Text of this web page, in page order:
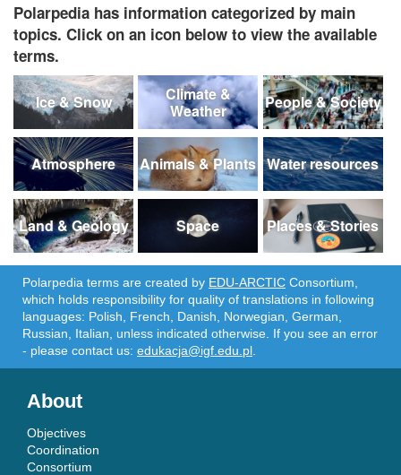
Polarpedia has information categorized by main
topics. Click on an icon below to view the available
terms.
Ice & Snow
Climate &
Weather
People & Society
Atmosphere Animals & Plants Water resources
Land & Geology Space Places & Stories
Polarpedia terms are created by EDU-ARCTIC Consortium,
which holds responsibility for quality of translations in following
languages: Polish, French, Danish, Norwegian, German,
Russian, Italian, unless indicated otherwise. If you see an error
- please contact us: edukacja@igf.edu.pl
About
Objectives
Coordination
Consortium